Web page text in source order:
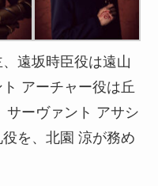
遠坂時臣役は遠山
アーチャー役は丘
サーヴァント アサシ
を、北園 涼が務め